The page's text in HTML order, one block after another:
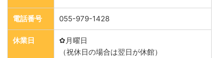
電話番号 055-979-1428
休業日
✿月曜日
（祝休日の場合は翌日が休館）